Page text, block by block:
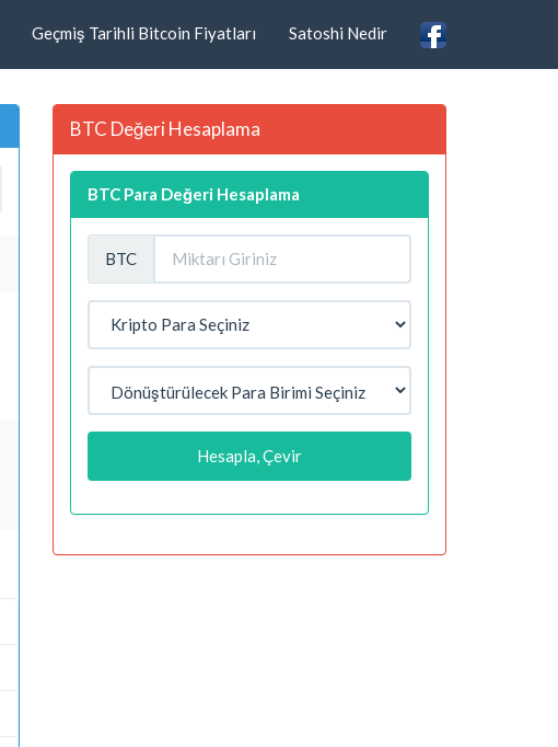
Geçmiş Tarihli Bitcoin Fiyatları Satoshi Nedir
BTC Değeri Hesaplama
BTC Para Değeri Hesaplama
BTC
Hesapla, Çevir